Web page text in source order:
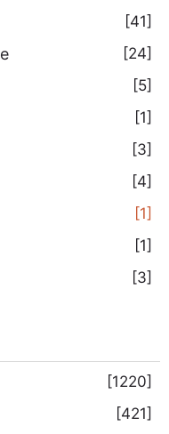
41
24
5
1
3
4
1
1
3
1220
421